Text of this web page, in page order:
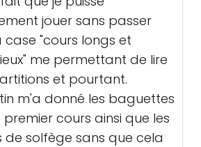
jouer sans passer
case "cours longs et
me permettant de lire
et pourtant.
m'a donné les baguettes
premier cours ainsi que les
de solfège sans que cela